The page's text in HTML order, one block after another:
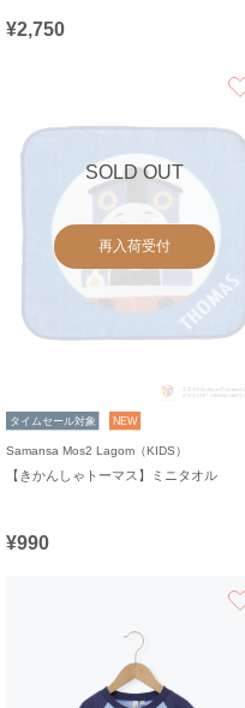
¥2,750
SOLD OUT
再入荷受付
タイムセール対象 NEW
Samansa Mos2 Lagom（KIDS）
【きかんしゃトーマス】ミニタオル
¥990